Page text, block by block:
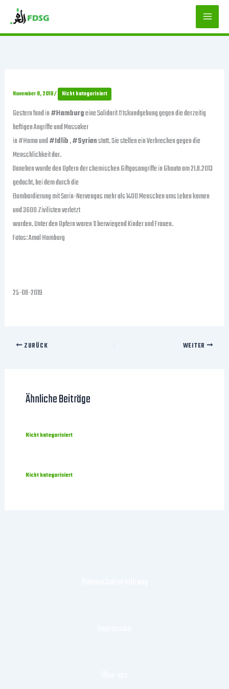
Inhalt
springen
November 8, 2019/ Nicht kategorisiert
Gestern fand in#Hamburgeine Solidarit ä tskundgebung gegen die derzeitig
heftigen Angriffe und Massaker
in #Hama und#Idlib,#Syrienstatt. Sie stellen ein Verbrechen gegen die
Menschlichkeit dar.
Daneben wurde den Opfern der chemischen Giftgasangriffe in Ghouta am 21.8.2013
gedacht, bei dem durch die
Bombardierung mit Sarin-Nervengas mehr als 1400 Menschen ums Leben kamen
und 3600 Zivilisten verletzt
wurden. Unter den Opfern waren ü berwiegend Kinder und Frauen.
Fotos: Amal Hamburg
25-08-2019
ZURÜCK WEITER
Ähnliche Beiträge
Nicht kategorisiert
Nicht kategorisiert